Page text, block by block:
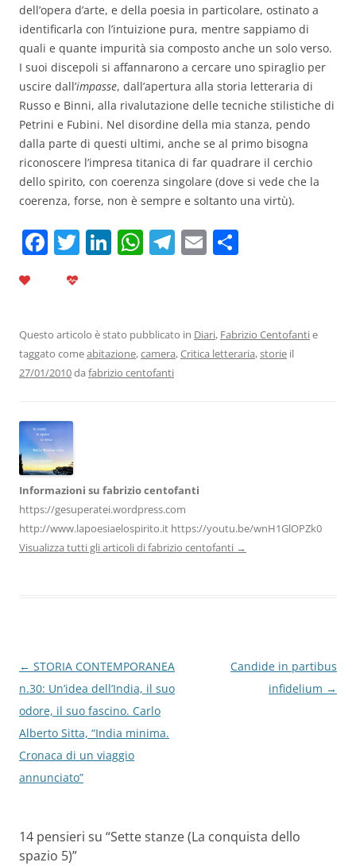
dell’opera d’arte, e della poesia in particolare, ostinato a
identificarla con l’intuizione pura, mentre sappiamo di
quali e quante impurità sia composto anche un solo verso.
I suoi discepoli si affannarono a cercare uno spiraglio per
uscire dall’impasse, dall’apertura alla storia letteraria di
Russo e Binni, alla rivalutazione delle tecniche stilistiche di
Petrini e Fubini. Nel disordine della mia stanza, pendo
dalla parte di questi ultimi, anche se al primo bisogna
riconoscere l’impresa titanica di far quadrare il cerchio
dello spirito, con coerenza singolare (dove si vede che la
coerenza, forse, non è sempre e soltanto una virtù).
F
b
o
k
T Li
dI
n
W
A
p
T
a
m
E
vi
di
Questo articolo è stato pubblicato in Diari, Fabrizio Centofantie
taggato comeabitazione,camera,Critica letteraria,storie il
27/01/2010da fabrizio centofanti
Informazioni su fabrizio centofanti
https://gesuperatei.wordpress.com
http://www.lapoesiaelospirito.it https://youtu.be/wnH1GlOPZk0
Visualizza tutti gli articoli di fabrizio centofanti →
Navigazione
articolo
← STORIA CONTEMPORANEA
n.30: Un’idea dell’India, il suo
odore, il suo fascino. Carlo
Alberto Sitta, “India minima.
Cronaca di un viaggio
annunciato”
Candide in partibus
infidelium →
14 pensieri su “Sette stanze (La conquista dello
spazio 5)”